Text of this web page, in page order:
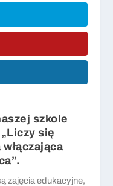
szkole
się
zajęcia edukacyjne,